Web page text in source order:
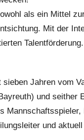
als ein Mittel
Mit der
Talentförderung.
Jahren vom
und seither
und